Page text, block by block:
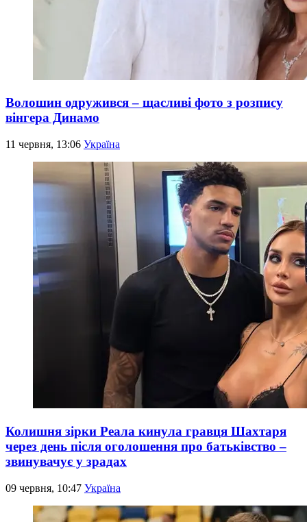
Волошин одружився – щасливі фото з розпису
вінгера Динамо
11 червня, 13:06 Україна
Колишня зірки Реала кинула гравця Шахтаря
через день після оголошення про батьківство –
звинувачує у зрадах
09 червня, 10:47 Україна